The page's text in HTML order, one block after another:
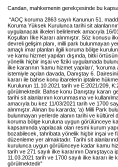
Candan, mahkemenin gerekçesinde bu
“AOÇ koruma 2863 sayılı Kanunun 51.
Koruma Yüksek Kurulunca tarihi sit
uygulanacak ilkeleri belirlemek amacıyla 16/
Koşulları İlke Kararı alınmıştır. Söz konusu
devreli gelişim planı, milli park bulunmayan
amaçlı imar planları ilgili koruma bölge
ve kamu hizmet yapıları dışında, bitki
yönelik hiçbir inşai ve fiziki uygulamada
ilke kararının ‘kamu hizmet yapıları’,
istemiyle açılan davada, Danıştay 6.
kararı ile bahse konu ibarelerin iptaline
Kurulunun 11.10.2021 tarih ve E:2021/209,
görülmektedir. Bahse konu Danıştay kararı
tarihi sit alanlarının korunmasına ve
amacıyla bu kez 11/03/2021 tarih ve 1700
alınmıştır. Alınan bu kararda; ‘a) Milli Park
bulunmayan yerlerde alanın tarihi ve kültürel
koruma bölge kuruluna uygun görülünceye
kapsamında yapılacak olan resmi kurum
bozabilecek, tahribata yönelik hiçbir inşai ve
düzenleme yer almaktadır. Tarihi sit
kurulunca uygun görülünceye kadar kamu
tarih ve 271 sayılı ilke kararının Danıştayca
11.03.2021 tarih ve 1700 sayılı ilke kararı ile
görülmektedir”